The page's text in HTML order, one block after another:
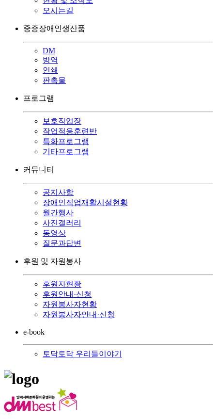
오시는길
중증장애인생산품
DM
방역
인쇄
판촉물
프로그램
보호작업장
작업적응훈련반
특화프로그램
기타프로그램
커뮤니티
공지사항
장애인직업재활시설현황
월간행사
사진갤러리
동영상
질문과답변
후원 및 자원봉사
후원자현황
후원안내·신청
자원봉사자현황
자원봉사자안내·신청
e-book
토닥토닥 우리들이야기